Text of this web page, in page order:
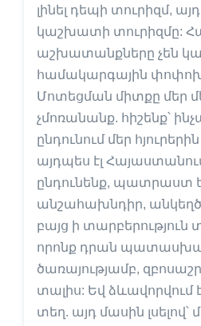
լինել դեպի տուրիզմ,
կաշխատի տուրիզմը:
աշխատանքները չեն
համակարգային
Մոտեցման միտքը մեր
չմոռանանք. հիշենք՝
ընդունում մեր
այդպես էլ
ընդունենք, պատրաստ
անշահախնդիր, անկեղծ
բայց ի
որոնք դրան
ծառայությամբ,
տալիս: Եվ ձևավորվում
տեղ. այդ մասին լսելով՝